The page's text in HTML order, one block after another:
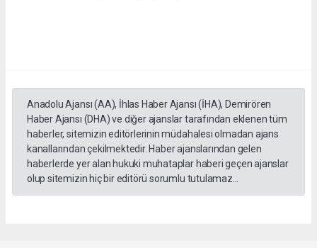
Anadolu Ajansı (AA), İhlas Haber Ajansı (İHA), Demirören
Haber Ajansı (DHA) ve diğer ajanslar tarafından eklenen tüm
haberler, sitemizin editörlerinin müdahalesi olmadan ajans
kanallarından çekilmektedir. Haber ajanslarından gelen
haberlerde yer alan hukuki muhataplar haberi geçen ajanslar
olup sitemizin hiç bir editörü sorumlu tutulamaz...